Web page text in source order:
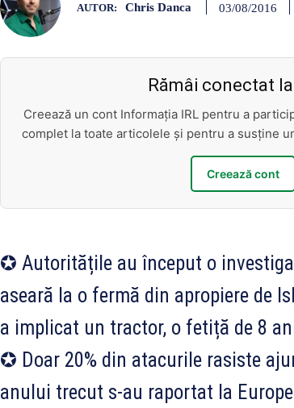
AUTOR: Chris Danca 03/08/2016
Rămâi conectat
Creează un cont Informația IRL pentru a
complet la toate articolele și pentru a susține
Creează cont
✪ Autoritățile au început o
aseară la o fermă din apropiere de
a implicat un tractor, o fetiță de 8
✪ Doar 20% din atacurile rasiste
anului trecut s-au raportat la